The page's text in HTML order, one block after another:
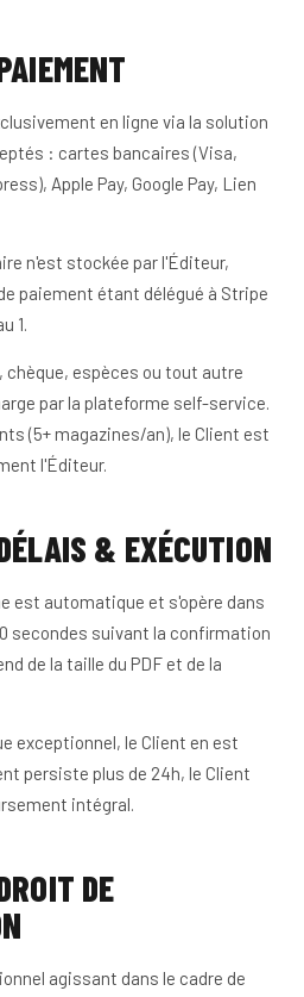
en ligne via la solution
: cartes bancaires (Visa,
Apple Pay, Google Pay, Lien
n'est stockée par l'Éditeur,
paiement étant délégué à Stripe
1.
espèces ou tout autre
par la plateforme self-service.
(5+ magazines/an), le Client est
l'Éditeur.
& EXÉCUTION
est automatique et s'opère dans
secondes suivant la confirmation
de la taille du PDF et de la
exceptionnel, le Client en est
persiste plus de 24h, le Client
intégral.
DE
agissant dans le cadre de